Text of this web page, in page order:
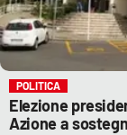
POLITICA
Elezione
Azione a